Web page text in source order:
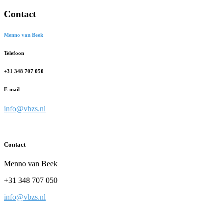
Contact
Menno van Beek
Telefoon
+31 348 707 050
E-mail
info@vbzs.nl
Contact
Menno van Beek
+31 348 707 050
info@vbzs.nl